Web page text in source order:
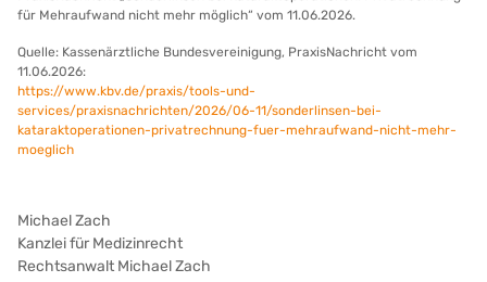
für Mehraufwand nicht mehr möglich“ vom 11.06.2026.
Quelle: Kassenärztliche Bundesvereinigung, PraxisNachricht vom
11.06.2026:
https://www.kbv.de/praxis/tools-und-
services/praxisnachrichten/2026/06-11/sonderlinsen-bei-
kataraktoperationen-privatrechnung-fuer-mehraufwand-nicht-mehr-
moeglich
Michael Zach
Kanzlei für Medizinrecht
Rechtsanwalt Michael Zach